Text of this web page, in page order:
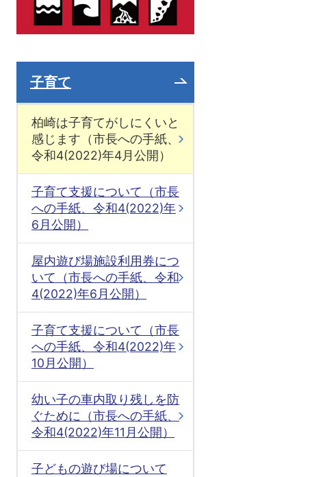
子育て
柏崎は子育てがしにくいと
感じます（市長への手紙、
令和4(2022)年4月公開）
子育て支援について（市長
への手紙、令和4(2022)年
6月公開）
屋内遊び場施設利用券につ
いて（市長への手紙、令和
4(2022)年6月公開）
子育て支援について（市長
への手紙、令和4(2022)年
10月公開）
幼い子の車内取り残しを防
ぐために（市長への手紙、
令和4(2022)年11月公開）
子どもの遊び場について